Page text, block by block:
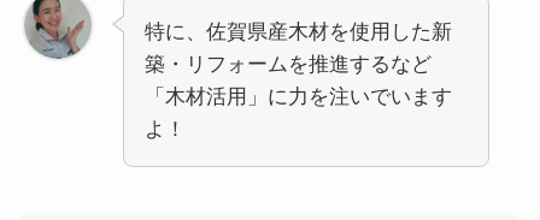
特に、佐賀県産木材を使用した新
築・リフォームを推進するなど
「木材活用」に力を注いでいます
よ！